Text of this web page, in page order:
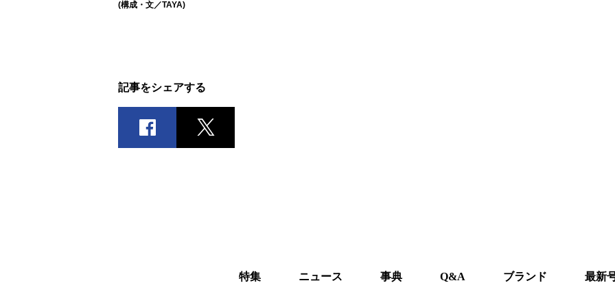
(構成・文／TAYA)
記事をシェアする
特集 ニュース 事典 Q&A ブランド 最新